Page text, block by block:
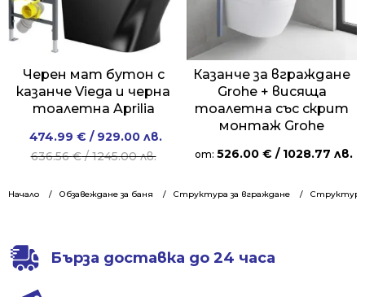
Начало Обзавеждане за баня Структура за вграждане Структури
Черен мат бутон с
казанче Viega и черна
тоалетна Aprilia
636.56€/ 1245.00 лв.
Original
price
636.56 €
474.99 € / 929.00 лв.
Current
price
474.99 €
Казанче за вграждане
Grohe + висяща
тоалетна със скрит
монтаж Grohe
от: 526.00 € / 1028.77 лв.
Бърза доставка до 24 часа